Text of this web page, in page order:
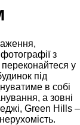
з
у
під
в собі
а зовні
Green Hills –